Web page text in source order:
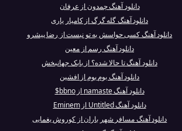
دانلود آهنگ چمدون از عرفان
دانلود آهنگ گله گرگ از کامیار یاری
دانلود آهنگ کسی حواسش به تو نیست از رضا پیشرو
دانلود آهنگ رسم از معین
دانلود آهنگ تا حالا شده؟ از بابک جهانبخش
دانلود آهنگ بوم بوم از افشین
دانلود آهنگ namaste از bbno$
دانلود آهنگ Untitled از Eminem
دانلود آهنگ مسافر شهر باران از کوروش یغمایی